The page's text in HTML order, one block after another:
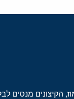
הקיצונים מנסים